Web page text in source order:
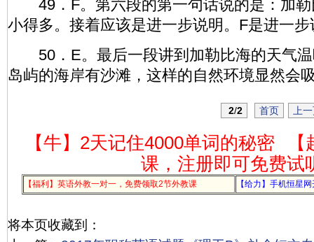
49．F。第六段的第一句话说的是：加勒
小得多。接着应该是进一步说明。F是进一步
50．E。最后一段讲到加勒比海的天气温
岛屿的海岸有沙滩，这样的自然环境显然会
2/2 首页 上
【牛】2天记住4000单词的秘密
课，注册即可免费试
【福利】英语外教一对一，免费领取2节外教课 【给力】手机恒星
将本页收藏到：